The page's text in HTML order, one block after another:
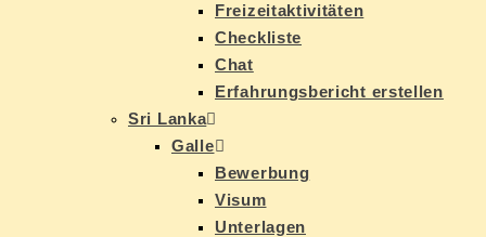
Frei­zeit­ak­ti­vi­tä­ten
Check­lis­te
Chat
Er­fah­rungs­be­richt erstellen
Sri Lan­ka
Gal­le
Be­wer­bung
Vi­sum
Un­ter­la­gen